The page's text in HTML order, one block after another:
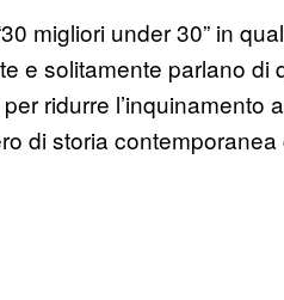
migliori under 30” in
e solitamente parlano
ridurre l’inquinamento
di storia